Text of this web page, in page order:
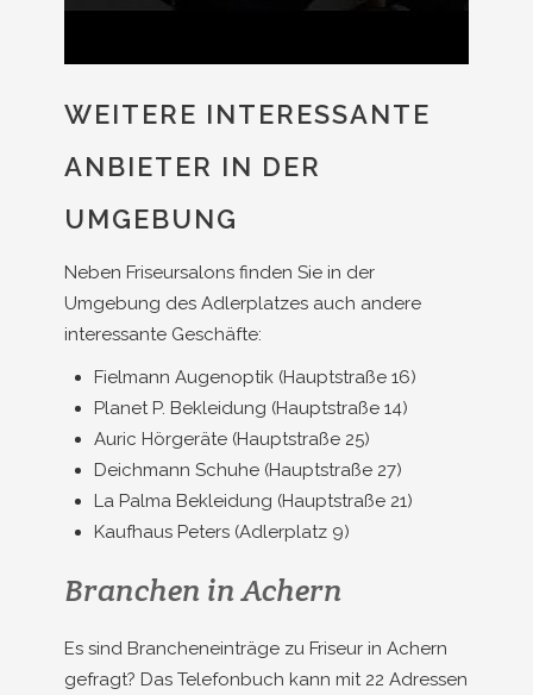
WEITERE INTERESSANTE
ANBIETER IN DER
UMGEBUNG
Neben Friseursalons finden Sie in der
Umgebung des Adlerplatzes auch andere
interessante Geschäfte:
Fielmann Augenoptik (Hauptstraße 16)
Planet P. Bekleidung (Hauptstraße 14)
Auric Hörgeräte (Hauptstraße 25)
Deichmann Schuhe (Hauptstraße 27)
La Palma Bekleidung (Hauptstraße 21)
Kaufhaus Peters (Adlerplatz 9)
Branchen in Achern
Es sind Brancheneinträge zu Friseur in Achern
gefragt? Das Telefonbuch kann mit 22 Adressen